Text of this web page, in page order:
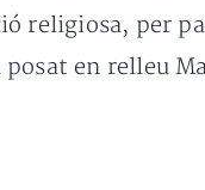
religiosa, per
en relleu